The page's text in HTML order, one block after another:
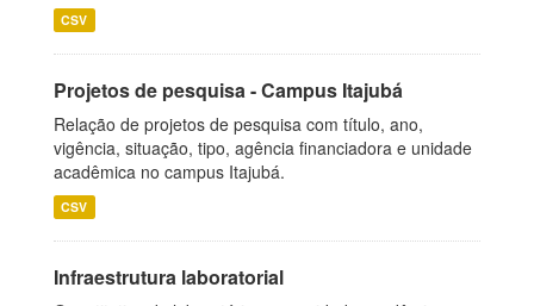
CSV
Projetos de pesquisa - Campus Itajubá
Relação de projetos de pesquisa com título, ano,
vigência, situação, tipo, agência financiadora e unidade
acadêmica no campus Itajubá.
CSV
Infraestrutura laboratorial